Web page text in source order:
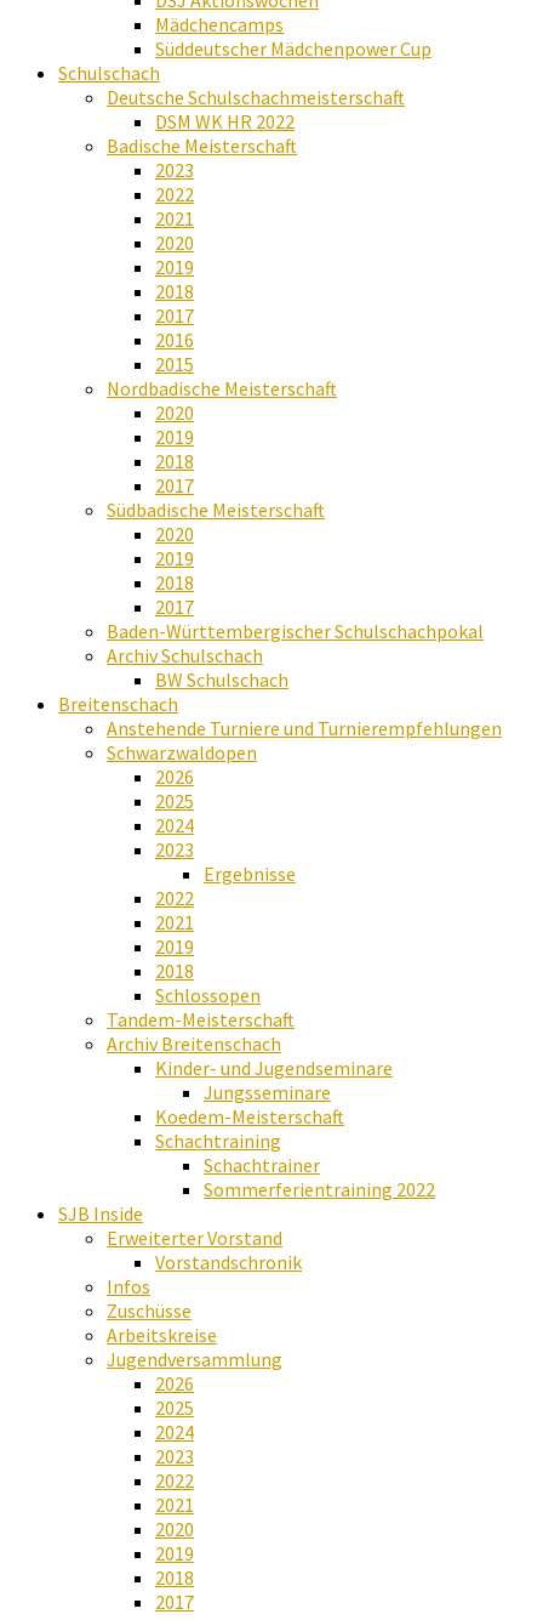
Mädchencamps
Süddeutscher Mädchenpower Cup
Schulschach
Deutsche Schulschachmeisterschaft
DSM WK HR 2022
Badische Meisterschaft
2023
2022
2021
2020
2019
2018
2017
2016
2015
Nordbadische Meisterschaft
2020
2019
2018
2017
Südbadische Meisterschaft
2020
2019
2018
2017
Baden-Württembergischer Schulschachpokal
Archiv Schulschach
BW Schulschach
Breitenschach
Anstehende Turniere und Turnierempfehlungen
Schwarzwaldopen
2026
2025
2024
2023
Ergebnisse
2022
2021
2019
2018
Schlossopen
Tandem-Meisterschaft
Archiv Breitenschach
Kinder- und Jugendseminare
Jungsseminare
Koedem-Meisterschaft
Schachtraining
Schachtrainer
Sommerferientraining 2022
SJB Inside
Erweiterter Vorstand
Vorstandschronik
Infos
Zuschüsse
Arbeitskreise
Jugendversammlung
2026
2025
2024
2023
2022
2021
2020
2019
2018
2017